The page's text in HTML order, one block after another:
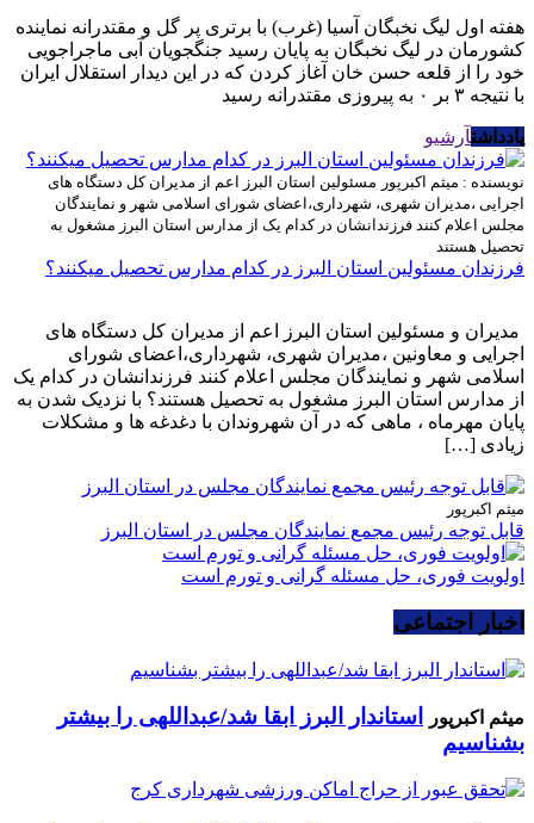
هفته اول لیگ نخبگان آسیا (غرب) با برتری پر گل و مقتدرانه نماینده
کشورمان در لیگ نخبگان به پایان رسید جنگجویان آبی ماجراجویی
خود را از قلعه حسن خان آغاز کردن که در این دیدار استقلال ایران
با نتیجه ۳ بر ۰ به پیروزی مقتدرانه رسید
یادداشتآرشیو
نویسنده : میثم اکبرپور مسئولین استان البرز اعم از مدیران کل دستگاه های
اجرایی ،مدیران شهری، شهرداری،اعضای شورای اسلامی شهر و نمایندگان
مجلس اعلام کنند فرزندانشان در کدام یک از مدارس استان البرز مشغول به
تحصیل هستند
فرزندان مسئولین استان البرز در کدام مدارس تحصیل میکنند؟
مدیران و مسئولین استان البرز اعم از مدیران کل دستگاه های
اجرایی و معاونین ،مدیران شهری، شهرداری،اعضای شورای
اسلامی شهر و نمایندگان مجلس اعلام کنند فرزندانشان در کدام یک
از مدارس استان البرز مشغول به تحصیل هستند؟ با نزدیک شدن به
پایان مهرماه ، ماهی که در آن شهروندان با دغدغه ها و مشکلات
زیادی […]
میثم اکبرپور
قابل توجه رئیس مجمع نمایندگان مجلس در استان البرز
اولویت فوری، حل مسئله گرانی و تورم است
اخبار اجتماعی
میثم اکبرپور
استاندار البرز ابقا شد/عبداللهی را بیشتر
بشناسیم